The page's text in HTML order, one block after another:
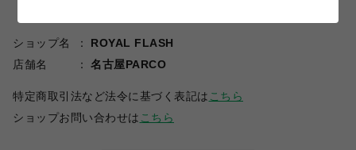
ショップ名
ROYAL FLASH
店舗名
名古屋PARCO
特定商取引法など法令に基づく表記は こちら
ショップお問い合わせは こちら